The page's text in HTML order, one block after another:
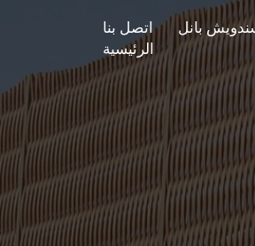
اتصل بنا بانل
الرئيسية